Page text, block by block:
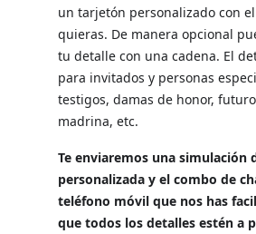
un tarjetón personalizado con
quieras. De manera opcional
tu detalle con una cadena. El
para invitados y personas
testigos, damas de honor,
madrina, etc.
Te enviaremos una simulación
personalizada y el combo de
teléfono móvil que nos has
que todos los detalles estén a